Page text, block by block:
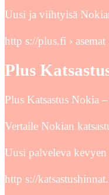
Uusi ja viihtyisä
http s://plus.fi ›
Plus
Plus Katsastus Nokia
Vertaile Nokian
Uusi palveleva kevyen
http s://